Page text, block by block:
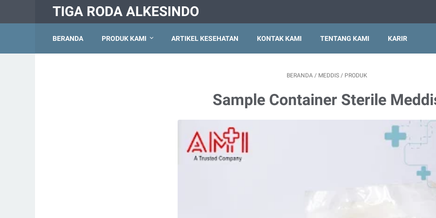
TIGA RODA ALKESINDO
BERANDA PRODUK KAMI ARTIKEL KESEHATAN KONTAK KAMI TENTANG KAMI KARIR
BERANDA / MEDDIS / PRODUK
Sample Container Sterile